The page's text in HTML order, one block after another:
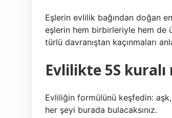
Eşlerin evlilik bağından doğan
eşlerin hem birbirleriyle hem de
türlü davranıştan kaçınmaları
Evlilikte 5S kuralı
Evliliğin formülünü keşfedin:
her şeyi burada bulacaksınız.